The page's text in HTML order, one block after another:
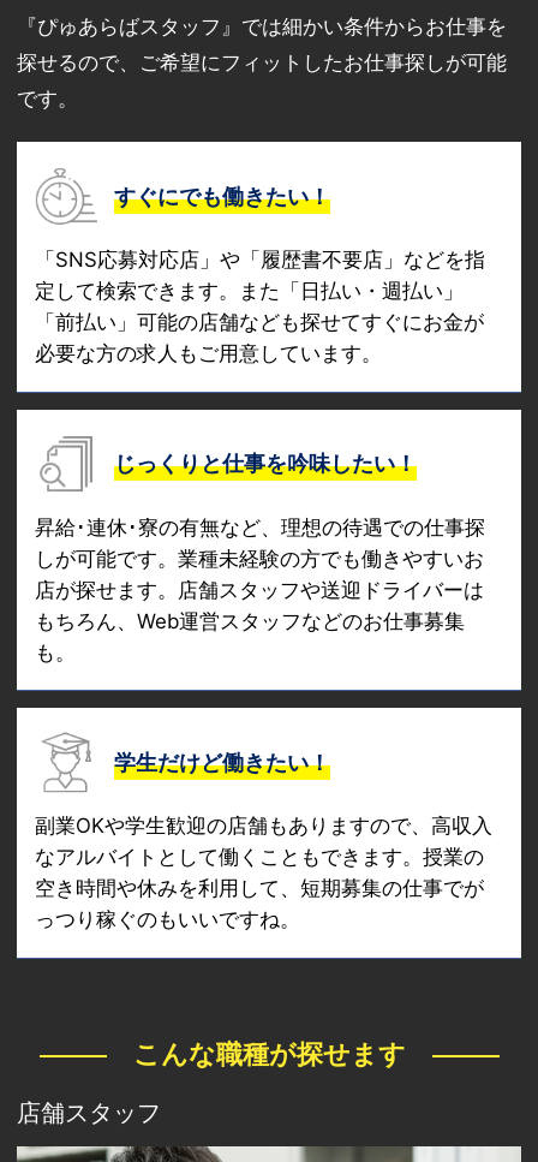
『ぴゅあらばスタッフ』では細かい条件からお仕事を
探せるので、ご希望にフィットしたお仕事探しが可能
です。
すぐにでも働きたい！
「SNS応募対応店」や「履歴書不要店」などを指
定して検索できます。また「日払い・週払い」
「前払い」可能の店舗なども探せてすぐにお金が
必要な方の求人もご用意しています。
じっくりと仕事を吟味したい！
昇給･連休･寮の有無など、理想の待遇での仕事探
しが可能です。業種未経験の方でも働きやすいお
店が探せます。店舗スタッフや送迎ドライバーは
もちろん、Web運営スタッフなどのお仕事募集
も。
学生だけど働きたい！
副業OKや学生歓迎の店舗もありますので、高収入
なアルバイトとして働くこともできます。授業の
空き時間や休みを利用して、短期募集の仕事でが
っつり稼ぐのもいいですね。
こんな職種が探せます
店舗スタッフ